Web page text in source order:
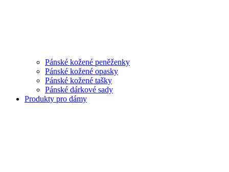
Pánské kožené peněženky
Pánské kožené opasky
Pánské kožené tašky
Pánské dárkové sady
Produkty pro dámy